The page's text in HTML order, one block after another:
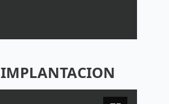
IMPLANTACION